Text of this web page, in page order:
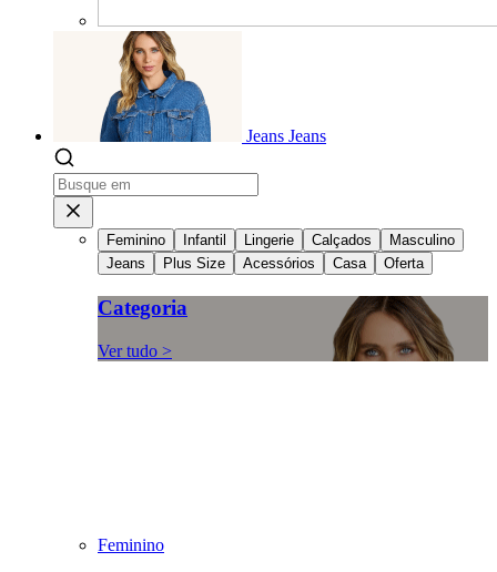
Jeans Jeans
Feminino Infantil Lingerie Calçados
Masculino
Jeans
Plus Size Acessórios Casa Oferta
Categoria
Ver tudo >
Feminino